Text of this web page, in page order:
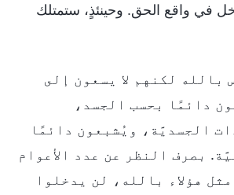
في واقع الحق. وحينئذٍ، ستمتلك
بالله لكنهم لا يسعون إلى
دائمًا بحسب الجسد،
الجسديَّة، ويُشبعون دائمًا
بصرف النظر عن عدد الأعوام
هؤلاء بالله، لن يدخلوا